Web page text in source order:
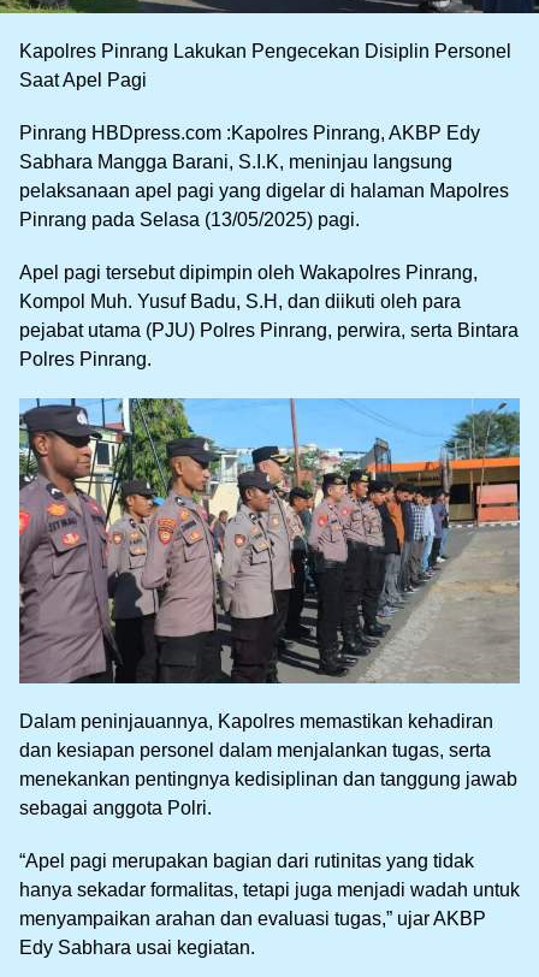
Kapolres Pinrang Lakukan Pengecekan Disiplin Personel
Saat Apel Pagi
Pinrang HBDpress.com :Kapolres Pinrang, AKBP Edy
Sabhara Mangga Barani, S.I.K, meninjau langsung
pelaksanaan apel pagi yang digelar di halaman Mapolres
Pinrang pada Selasa (13/05/2025) pagi.
Apel pagi tersebut dipimpin oleh Wakapolres Pinrang,
Kompol Muh. Yusuf Badu, S.H, dan diikuti oleh para
pejabat utama (PJU) Polres Pinrang, perwira, serta Bintara
Polres Pinrang.
Dalam peninjauannya, Kapolres memastikan kehadiran
dan kesiapan personel dalam menjalankan tugas, serta
menekankan pentingnya kedisiplinan dan tanggung jawab
sebagai anggota Polri.
“Apel pagi merupakan bagian dari rutinitas yang tidak
hanya sekadar formalitas, tetapi juga menjadi wadah untuk
menyampaikan arahan dan evaluasi tugas,” ujar AKBP
Edy Sabhara usai kegiatan.